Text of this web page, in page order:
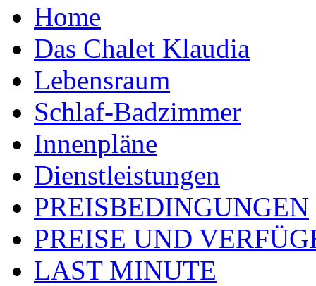
Home
Das Chalet Klaudia
Lebensraum
Schlaf-Badzimmer
Innenpläne
Dienstleistungen
PREISBEDINGUNGEN
PREISE UND
LAST MINUTE